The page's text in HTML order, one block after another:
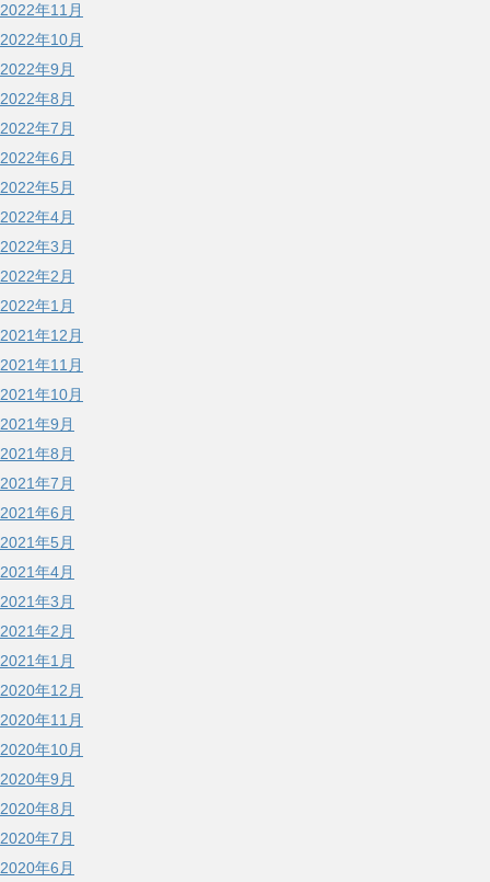
2022年11月
2022年10月
2022年9月
2022年8月
2022年7月
2022年6月
2022年5月
2022年4月
2022年3月
2022年2月
2022年1月
2021年12月
2021年11月
2021年10月
2021年9月
2021年8月
2021年7月
2021年6月
2021年5月
2021年4月
2021年3月
2021年2月
2021年1月
2020年12月
2020年11月
2020年10月
2020年9月
2020年8月
2020年7月
2020年6月